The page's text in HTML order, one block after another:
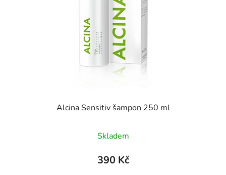
Alcina Sensitiv šampon 250 ml
hodnocení
produktu
Skladem
390 Kč